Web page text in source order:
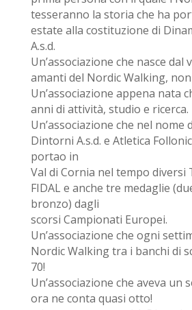
tesseranno la storia che ha
estate alla costituzione di
A.s.d.
Un’associazione che nasce dal
amanti del Nordic Walking, non
Un’associazione appena nata
anni di attività, studio e ricerca.
Un’associazione che nel nome
Dintorni A.s.d. e Atletica
portao in
Val di Cornia nel tempo diversi
FIDAL e anche tre medaglie
bronzo) dagli
scorsi Campionati Europei.
Un’associazione che ogni
Nordic Walking tra i banchi di
70!
Un’associazione che aveva un
ora ne conta quasi otto!